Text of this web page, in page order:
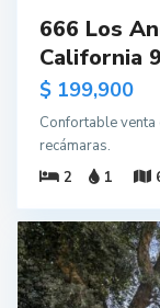
666 Los
California
$ 199,900
Confortable venta
recámaras.
2
1